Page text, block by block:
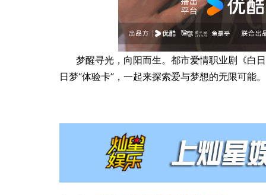
梦醒寻光，向阳而生。都市爱情职业剧《白
日梦“体验卡”，一起来探索爱与梦想的无限可能。